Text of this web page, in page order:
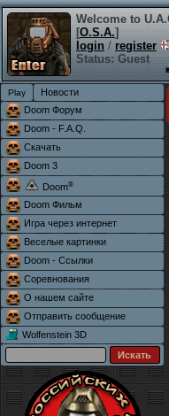
Welcome to
[O.S.A.]
login / register
Status: Guest
Новости
Doom Форум
Doom - F.A.Q.
Скачать
Doom 3
Doom®
Doom Фильм
Игра через интернет
Веселые картинки
Doom - Ссылки
Соревнования
О нашем сайте
Отправить сообщение
Wolfenstein 3D